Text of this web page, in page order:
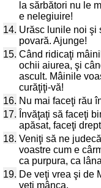
la sărbători nu le
e nelegiuire!
14. Urăsc lunile noi şi
povară. Ajunge!
15. Când ridicaţi
ochii aiurea, şi
ascult. Mâinile
curăţiţi-vă!
16. Nu mai faceţi rău
17. Învăţaţi să faceţi
apăsat, faceţi
18. Veniţi să ne
voastre cum e
ca purpura, ca
19. De veţi vrea şi de
veţi mânca.